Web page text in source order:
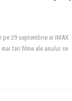
pe 29 septembrie ai IMAX
tari filme ale anului se